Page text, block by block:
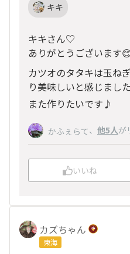
キキ
キキさん♡
ありがとうございます
カツオのタタキは玉ね
り美味しいと感じまし
また作りたいです♪
かふぇらて、 他5人が
いいね
カズちゃん
東海